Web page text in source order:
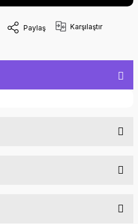
Paylaş Karşılaştır